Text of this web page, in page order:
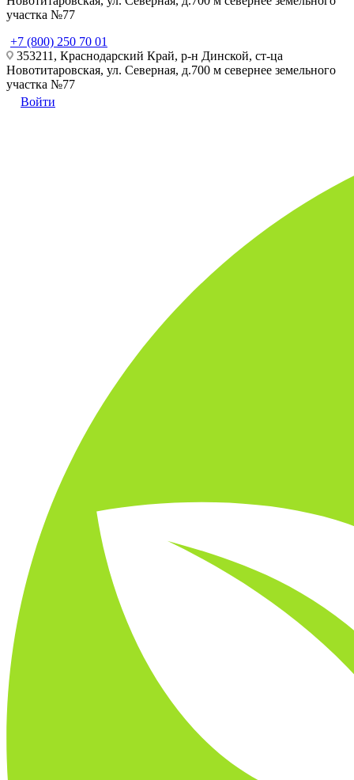
участка №77
+7 (800) 250 70 01
353211, Краснодарский Край, р-н Динской, ст-ца
Новотитаровская, ул. Северная, д.700 м севернее земельного
участка №77
Войти